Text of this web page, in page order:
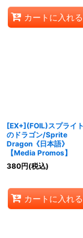
カートに入れる
[EX+](FOIL)スプライト
のドラゴン/Sprite
Dragon《日本語》
【Media Promos】
380円(税込)
カートに入れる